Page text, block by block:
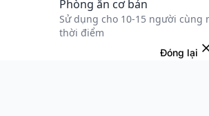
Đóng lại